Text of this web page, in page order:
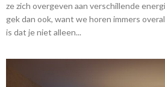
ze zich overgeven aan verschillende
gek dan ook, want we horen immers
is dat je niet alleen...